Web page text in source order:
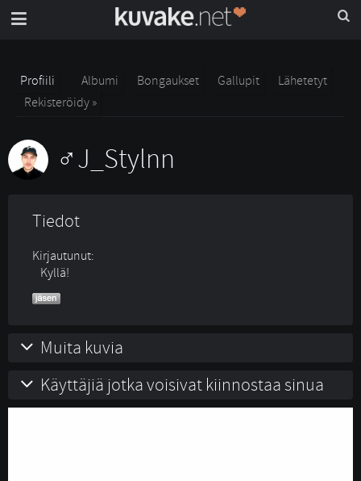
Profiili Albumi Bongaukset Gallupit
Lähetetyt
Rekisteröidy »
J_Stylnn
Tiedot
Kirjautunut:
Kyllä!
Muita kuvia
Käyttäjiä jotka voisivat kiinnostaa sinua